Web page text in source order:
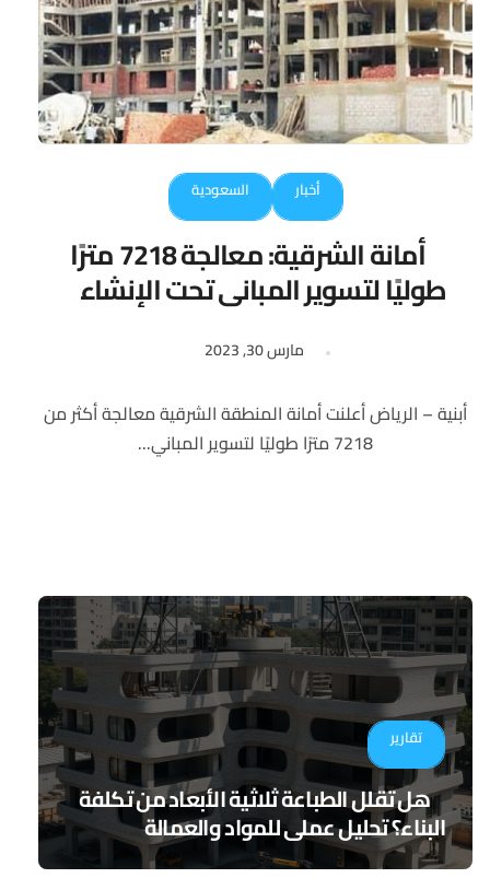
أخبار السعودية
أمانة الشرقية: معالجة 7218 مترًا
طوليًا لتسوير المباني تحت الإنشاء
مارس 30, 2023
أبنية – الرياض أعلنت أمانة المنطقة الشرقية معالجة أكثر من
7218 مترًا طوليًا لتسوير المباني...
تقارير
هل تقلل الطباعة ثلاثية الأبعاد من تكلفة
البناء؟ تحليل عملي للمواد والعمالة
والجدوى